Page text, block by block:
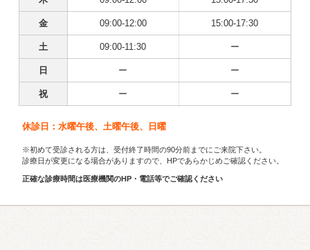
金 09:00-12:00 15:00-17:30
土 09:00-11:30 ー
日 ー ー
祝 ー ー
休診日：水曜午後、土曜午後、日曜
※初めて受診される方は、受付終了時間の90分前までにご来院下さい。
診療日が変更になる場合がありますので、HPであらかじめご確認ください。
正確な診療時間は医療機関のHP・電話等でご確認ください